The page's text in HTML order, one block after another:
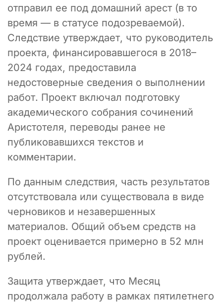
отправил ее под домашний арест (в то
время — в статусе подозреваемой).
Следствие утверждает, что руководитель
проекта, финансировавшегося в 2018–
2024 годах, предоставила
недостоверные сведения о выполнении
работ. Проект включал подготовку
академического собрания сочинений
Аристотеля, переводы ранее не
публиковавшихся текстов и
комментарии.
По данным следствия, часть результатов
отсутствовала или существовала в виде
черновиков и незавершенных
материалов. Общий объем средств на
проект оценивается примерно в 52 млн
рублей.
Защита утверждает, что Месяц
продолжала работу в рамках пятилетнего